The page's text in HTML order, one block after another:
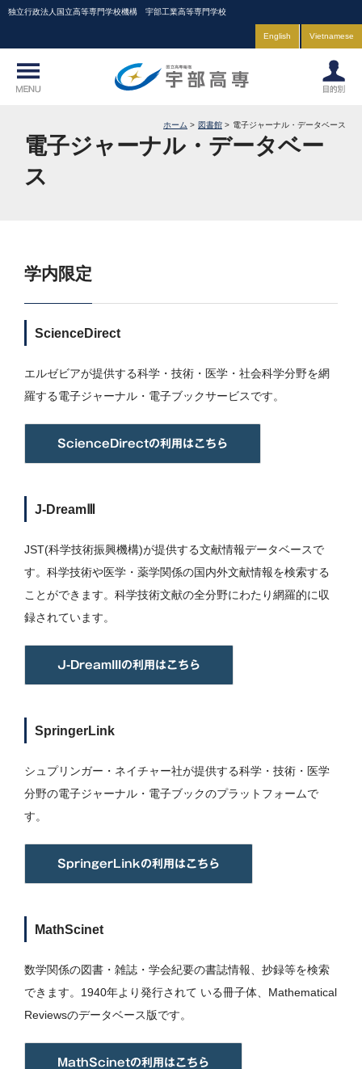
独立行政法人国立高等専門学校機構 宇部工業高等専門学校
English Vietnamese
ホーム 図書館 電子ジャーナル・データベース
電子ジャーナル・データベー
ス
学内限定
ScienceDirect
エルゼビアが提供する科学・技術・医学・社会科学分野を網
羅する電子ジャーナル・電子ブックサービスです。
ScienceDirectの利用はこちら
J-DreamⅢ
JST(科学技術振興機構)が提供する文献情報データベースで
す。科学技術や医学・薬学関係の国内外文献情報を検索する
ことができます。科学技術文献の全分野にわたり網羅的に収
録されています。
J-DreamIIIの利用はこちら
SpringerLink
シュプリンガー・ネイチャー社が提供する科学・技術・医学
分野の電子ジャーナル・電子ブックのプラットフォームで
す。
SpringerLinkの利用はこちら
MathScinet
数学関係の図書・雑誌・学会紀要の書誌情報、抄録等を検索
できます。1940年より発行されて いる冊子体、Mathematical
Reviewsのデータベース版です。
MathScinetの利用はこちら